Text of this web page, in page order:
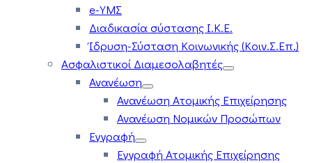
e-ΥΜΣ
Διαδικασία σύστασης Ι.Κ.Ε.
Ίδρυση-Σύσταση Κοινωνικής (Κοιν.Σ.Επ.)
Ασφαλιστικοί Διαμεσολαβητές
Ανανέωση
Ανανέωση Ατομικής Επιχείρησης
Ανανέωση Νομικών Προσώπων
Εγγραφή
Εγγραφή Ατομικής Επιχείρησης